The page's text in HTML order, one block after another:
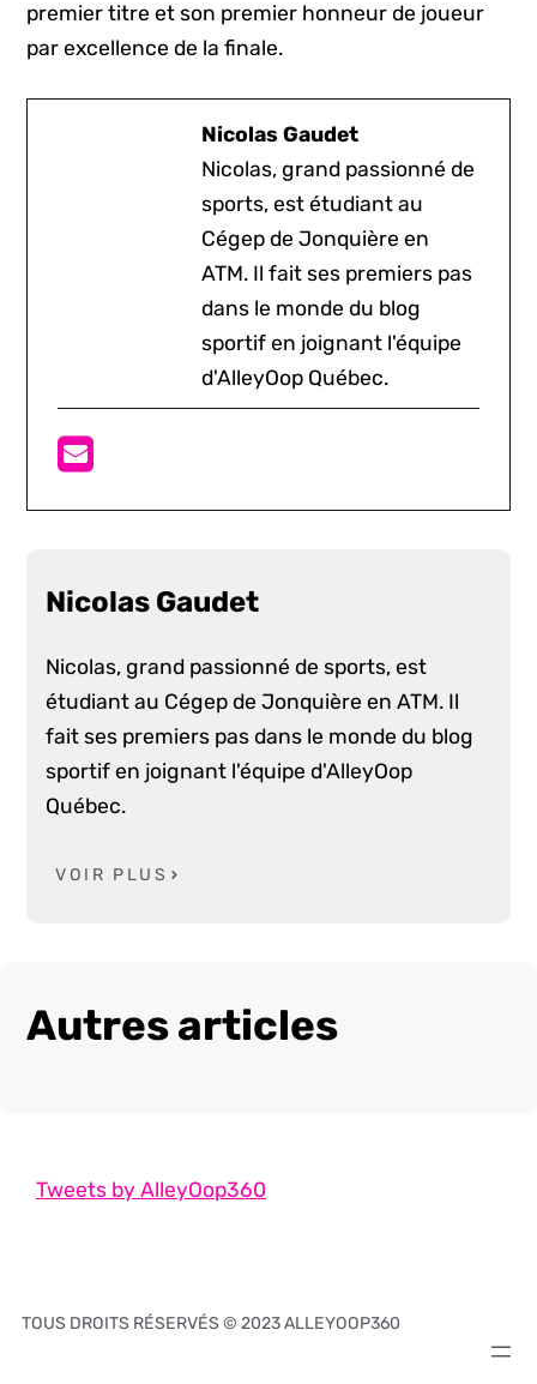
premier titre et son premier honneur de joueur
par excellence de la finale.
Nicolas Gaudet
Nicolas, grand passionné de
sports, est étudiant au
Cégep de Jonquière en
ATM. Il fait ses premiers pas
dans le monde du blog
sportif en joignant l'équipe
d'AlleyOop Québec.
Nicolas Gaudet
Nicolas, grand passionné de sports, est
étudiant au Cégep de Jonquière en ATM. Il
fait ses premiers pas dans le monde du blog
sportif en joignant l'équipe d'AlleyOop
Québec.
VOIR PLUS
Autres articles
Tweets by AlleyOop360
TOUS DROITS RÉSERVÉS © 2023 ALLEYOOP360